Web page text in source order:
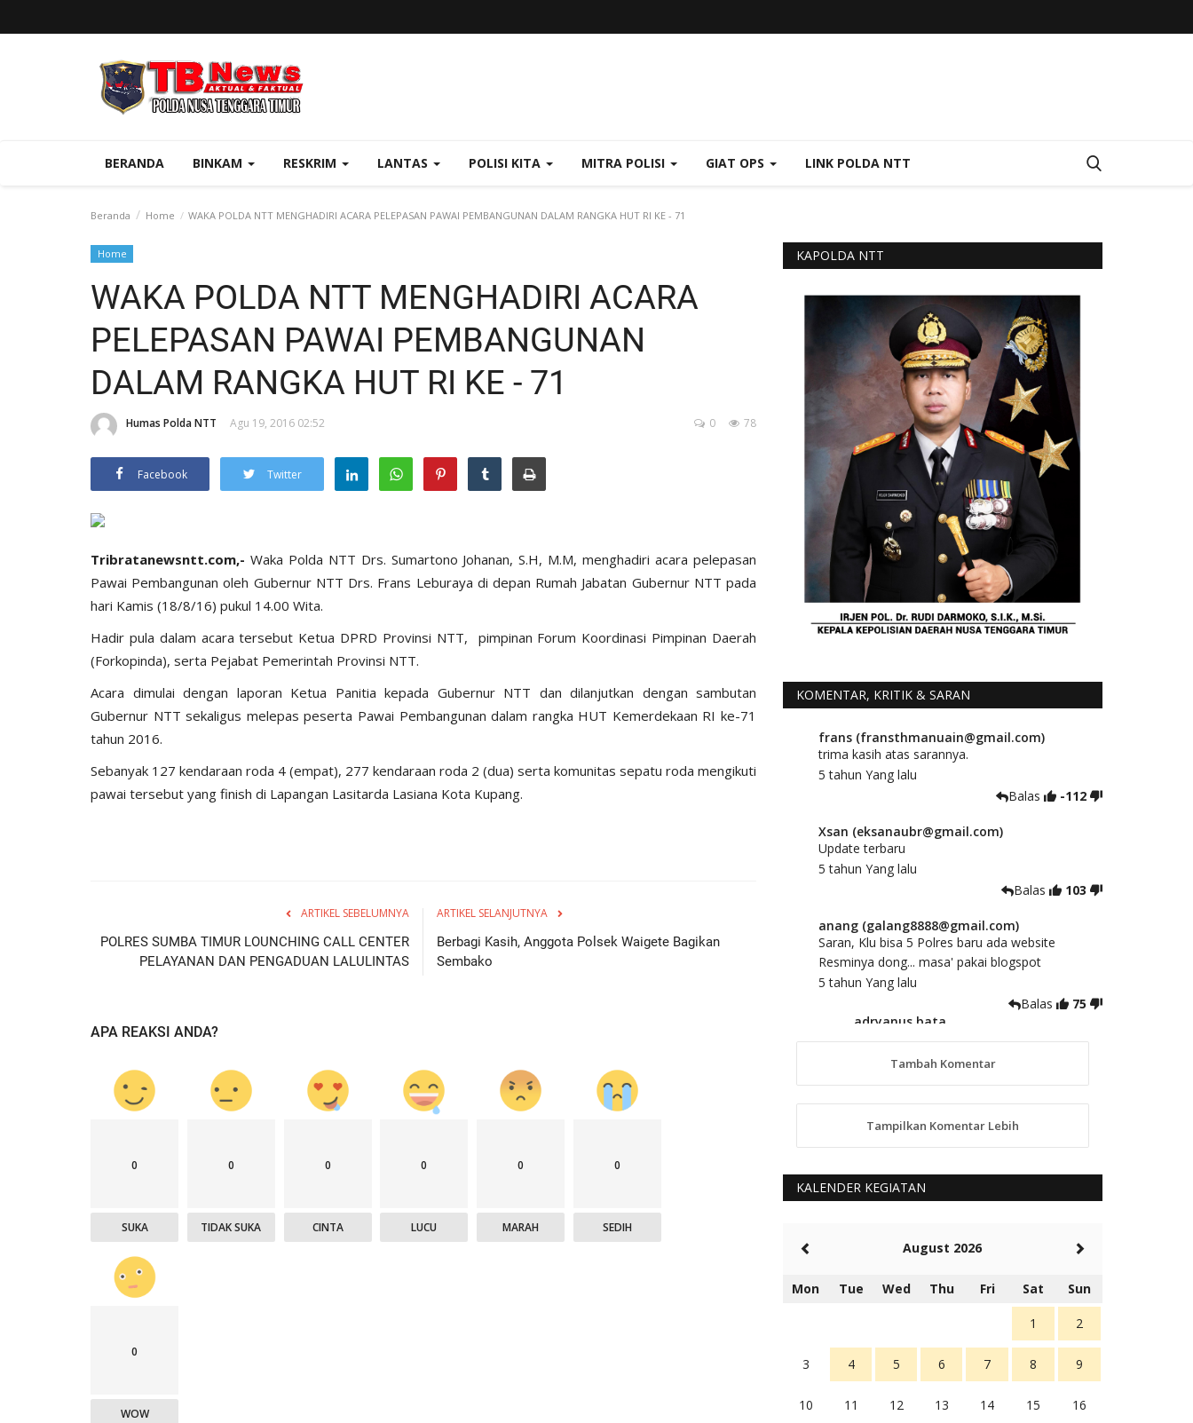
BERANDA BINKAM RESKRIM LANTAS POLISI KITA MITRA POLISI GIAT OPS LINK POLDA NTT
Beranda Home WAKA POLDA NTT MENGHADIRI ACARA PELEPASAN PAWAI PEMBANGUNAN DALAM RANGKA HUT RI KE - 71
Home
WAKA POLDA NTT MENGHADIRI ACARA
PELEPASAN PAWAI PEMBANGUNAN
DALAM RANGKA HUT RI KE - 71
Humas Polda NTT Agu 19, 2016 02:52 78
0
Facebook Twitter
Tribratanewsntt.com,- Waka Polda NTT Drs. Sumartono Johanan, S.H, M.M, menghadiri acara pelepasan
Pawai Pembangunan oleh Gubernur NTT Drs. Frans Leburaya di depan Rumah Jabatan Gubernur NTT pada
hari Kamis (18/8/16) pukul 14.00 Wita.
Hadir pula dalam acara tersebut Ketua DPRD Provinsi NTT, pimpinan Forum Koordinasi Pimpinan Daerah
(Forkopinda), serta Pejabat Pemerintah Provinsi NTT.
Acara dimulai dengan laporan Ketua Panitia kepada Gubernur NTT dan dilanjutkan dengan sambutan
Gubernur NTT sekaligus melepas peserta Pawai Pembangunan dalam rangka HUT Kemerdekaan RI ke-71
tahun 2016.
Sebanyak 127 kendaraan roda 4 (empat), 277 kendaraan roda 2 (dua) serta komunitas sepatu roda mengikuti
pawai tersebut yang finish di Lapangan Lasitarda Lasiana Kota Kupang.
ARTIKEL SEBELUMNYA
POLRES SUMBA TIMUR LOUNCHING CALL CENTER
PELAYANAN DAN PENGADUAN LALULINTAS
ARTIKEL SELANJUTNYA
Berbagi Kasih, Anggota Polsek Waigete Bagikan
Sembako
APA REAKSI ANDA?
0
SUKA
0
TIDAK SUKA
0
CINTA
0
LUCU
0
MARAH
0
SEDIH
0
WOW
KAPOLDA NTT
KOMENTAR, KRITIK & SARAN
frans (fransthmanuain@gmail.com)
trima kasih atas sarannya.
5 tahun Yang lalu
Balas
-112
Xsan (eksanaubr@gmail.com)
Update terbaru
5 tahun Yang lalu
Balas
103
anang (galang8888@gmail.com)
Saran, Klu bisa 5 Polres baru ada website
Resminya dong... masa' pakai blogspot
5 tahun Yang lalu
Balas
75
adryanus bata
kami tindaklanjuti
5 tahun Yang lalu
88
anggy (anakkaos@gmail.com)
Sumba Barat Aman, Trmksih Pak Polisi
5 tahun Yang lalu
Rambu (rambu03@gmail.com)
5 tahun Yang lalu
Balas
16
Tambah Komentar
Tampilkan Komentar Lebih
KALENDER KEGIATAN
August 2026
Mon Tue Wed Thu Fri Sat Sun
1 2
3 4 5 6 7 8 9
10 11 12 13 14 15 16